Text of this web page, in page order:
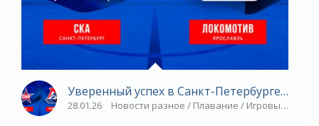
Уверенный успех в Санкт-Петербурге -
28.01.26 Новости разное / Плавание / Игровые виды